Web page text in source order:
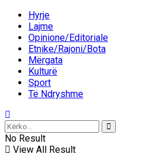
Hyrje
Lajme
Opinione/Editoriale
Etnike/Rajoni/Bota
Mërgata
Kulturë
Sport
Të Ndryshme
No Result
View All Result